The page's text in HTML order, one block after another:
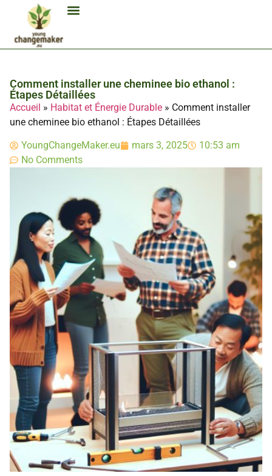
Comment installer une cheminee bio ethanol :
Étapes Détaillées
Accueil » Habitat et Énergie Durable » Comment installer
une cheminee bio ethanol : Étapes Détaillées
YoungChangeMaker.eu mars 3, 2025
10:53 am
No Comments